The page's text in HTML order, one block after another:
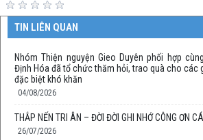
TIN LIÊN QUAN
Nhóm Thiện nguyện Gieo Duyên phối hợp
Định Hóa đã tổ chức thăm hỏi, trao quà cho các
đặc biệt khó khăn
04/08/2026
THẮP NẾN TRI ÂN – ĐỜI ĐỜI GHI NHỚ CÔNG ƠN
26/07/2026